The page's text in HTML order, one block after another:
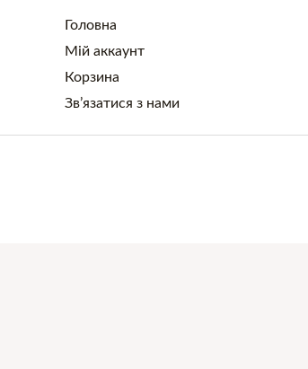
Головна
Мій аккаунт
Корзина
Зв’язатися з нами